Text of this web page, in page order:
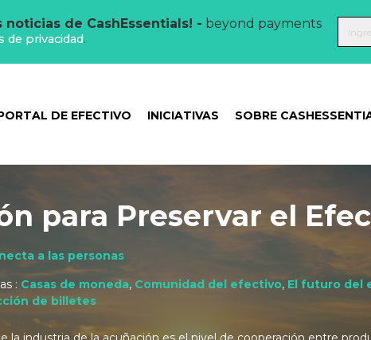
de CashEssentials! - beyond payments
de privacidad.
DE EFECTIVO INICIATIVAS SOBRE
para Preservar el
a las personas
: Casas de moneda, Comunidad del efectivo, El futuro del
de billetes